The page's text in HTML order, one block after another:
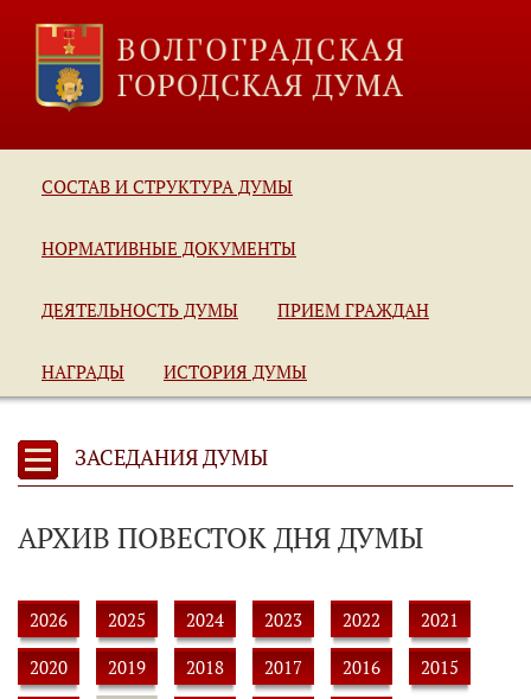
СОСТАВ И СТРУКТУРА ДУМЫ
НОРМАТИВНЫЕ ДОКУМЕНТЫ
ДЕЯТЕЛЬНОСТЬ ДУМЫ ПРИЕМ ГРАЖДАН
НАГРАДЫ ИСТОРИЯ ДУМЫ
ЗАСЕДАНИЯ ДУМЫ
АРХИВ ПОВЕСТОК ДНЯ ДУМЫ
2026 2025 2024 2023 2022
2021
2020
2019 2018 2017 2016 2015